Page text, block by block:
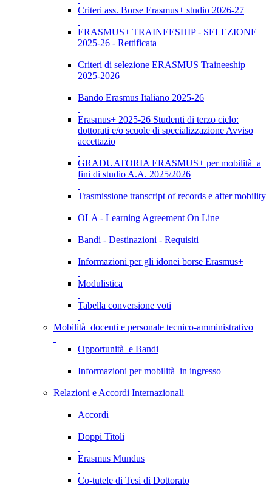
Criteri ass. Borse Erasmus+ studio 2026-27
ERASMUS+ TRAINEESHIP - SELEZIONE
2025-26 - Rettificata
Criteri di selezione ERASMUS Traineeship
2025-2026
Bando Erasmus Italiano 2025-26
Erasmus+ 2025-26 Studenti di terzo ciclo:
dottorati e/o scuole di specializzazione Avviso
accettazio
GRADUATORIA ERASMUS+ per mobilità a
fini di studio A.A. 2025/2026
Trasmissione transcript of records e after mobility
OLA - Learning Agreement On Line
Bandi - Destinazioni - Requisiti
Informazioni per gli idonei borse Erasmus+
Modulistica
Tabella conversione voti
Mobilità docenti e personale tecnico-amministrativo
Opportunità e Bandi
Informazioni per mobilità in ingresso
Relazioni e Accordi Internazionali
Accordi
Doppi Titoli
Erasmus Mundus
Co-tutele di Tesi di Dottorato